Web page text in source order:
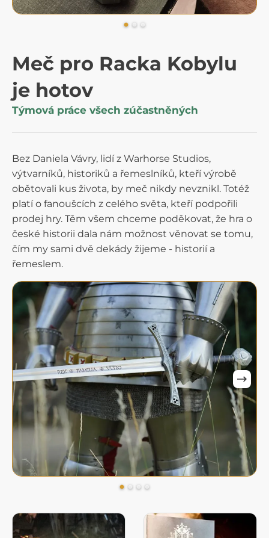
Meč pro Racka Kobylu
je hotov
Týmová práce všech zúčastněných
Bez Daniela Vávry, lidí z Warhorse Studios,
výtvarníků, historiků a řemeslníků, kteří výrobě
obětovali kus života, by meč nikdy nevznikl. Totéž
platí o fanoušcích z celého světa, kteří podpořili
prodej hry. Těm všem chceme poděkovat, že hra o
české historii dala nám možnost věnovat se tomu,
čím my sami dvě dekády žijeme - historií a
řemeslem.